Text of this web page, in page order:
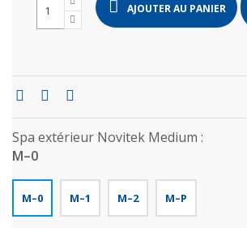
AJOUTER AU PANIER
Spa extérieur Novitek Medium :
M–0
M–0 M–1 M–2 M–P